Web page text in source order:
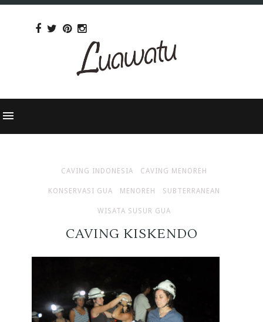
CAVING INDONESIA CAVING MENOREH
KONSERVASI GUA MENOREH SUBTERRANEAN
WISATA SUSUR GUA
CAVING KISKENDO